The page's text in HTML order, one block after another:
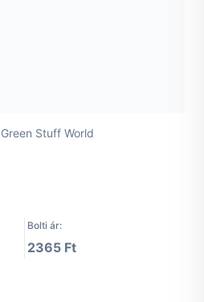
Green Stuff World
Bolti ár:
2365 Ft